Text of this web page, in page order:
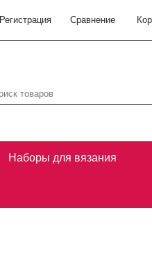
Регистрация Сравнение
Наборы для вязания